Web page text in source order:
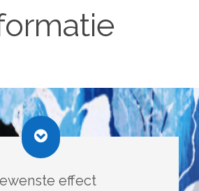
effect